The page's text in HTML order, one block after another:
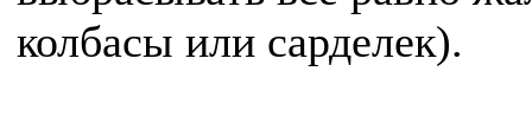
колбасы или сарделек).